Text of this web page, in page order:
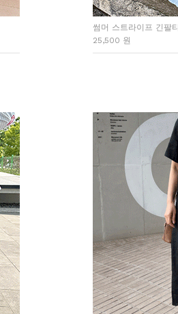
썸머 스트라이프 긴팔티
25,500 원